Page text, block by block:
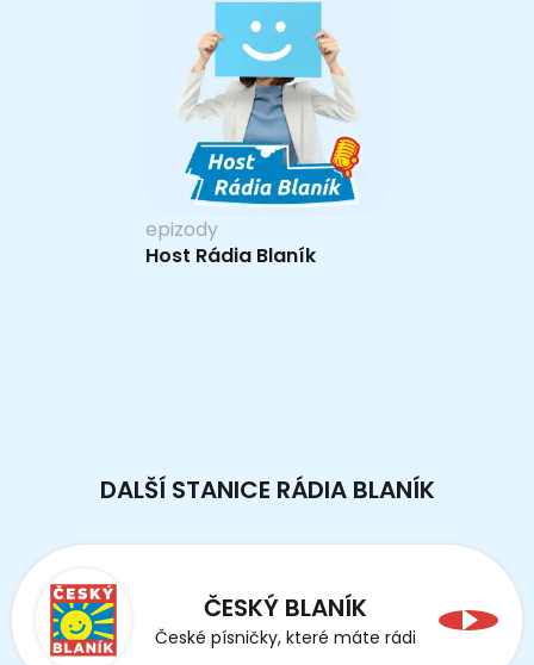
epizody
Host Rádia Blaník
DALŠÍ STANICE RÁDIA BLANÍK
ČESKÝ BLANÍK
České písničky, které máte rádi